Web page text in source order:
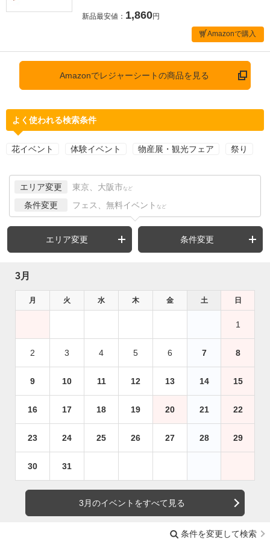
新品最安値： 1,860円
Amazonで購入
Amazonでレジャーシートの商品を見る
よく使われる検索条件
花イベント 体験イベント 物産展・観光フェア 祭り
エリア変更 東京、大阪市 など
条件変更 フェス、無料イベント など
エリア変更 条件変更
3月
月 火 水 木 金 土 日
1
2 3 4 5 6 7 8
9 10 11 12 13 14 15
16 17 18 19 20 21 22
23 24 25 26 27 28 29
30 31
3月のイベントをすべて見る
条件を変更して検索